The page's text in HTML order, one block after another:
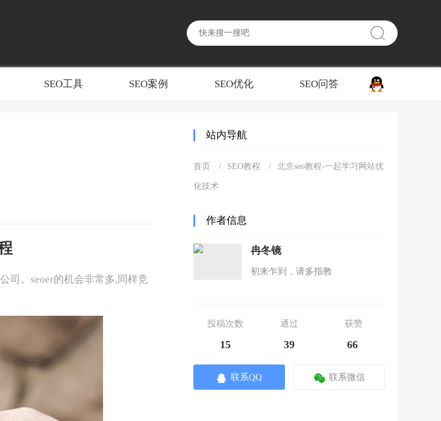
SEO工具 SEO案例 SEO优化 SEO问答
司。seoer的机会非常多,同样竞
站内导航
首页 SEO教程 北京seo教程-一起学习网站优
化技术
作者信息
冉冬镜
初来乍到，请多指教
投稿次数 通过 获赞
15 39 66
联系QQ 联系微信